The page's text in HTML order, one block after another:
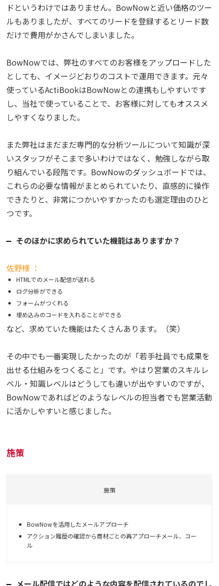
ドというわけではありません。BowNowと近い価格のツー
ルもありましたが、すべてのリードを登録するとリード数
だけで費用がかさんでしまいました。
BowNowでは、弊社のすべてのお客様をアップロードした
としても、イメージどおりのコストで運用できます。元々
使っているActiBookはBowNowとの連携もしやすいです
し、当社で使っていることで、お客様に対してもオススメ
しやすくなりました。
また弊社はまだまだ専門的な分析ツールについて知識が深
いスタッフがそこまで多いわけではなく、勉強しながら取
り組んでいる段階です。BowNowのダッシュボードでは、
これらの必要な情報がまとめられていたり、直感的に操作
できたりと、非常につかいやすかったのも選定理由のひと
つです。
そのほかに求められていた機能はありますか？
佐野様 ：
HTMLでのメール配信が送れる
ログ分析ができる
フォームがつくれる
埋め込みのコードを入れることができる
など、求めていた機能はたくさんあります。（笑）
その中でも一番実現したかったのが「若手社員でも成果を
出せる仕組みをつくること」です。やはり営業のスキルレ
ベル・知識レベルはどうしても違いが出やすいのですが、
BowNowであればどのようなレベルの担当者でも営業活動
に活かしやすいと感じました。
施策
施策
BowNowを活用したメールアプローチ
アクション履歴の確認から商材ごとの再アプローチメール、コー
ル
メール配信ではどのような内容を配信されているのでし